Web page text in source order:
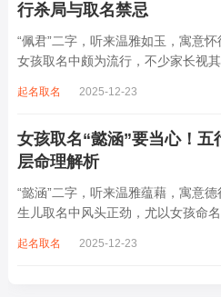
行杀局与取名禁忌
“佩君”二字，听来温雅如玉，寓意
女孩取名中颇为流行，不少家长视
察“佩君”之象，实藏金气过旺、木
起名取名 2025-12-23
女孩取名“懿涵”要当心！
层命理解析
“懿涵”二字，听来温雅蕴藉，寓意
生儿取名中风头正劲，尤以女孩命
也如逆水行舟，徒增心力。细察“懿
起名取名 2025-12-23